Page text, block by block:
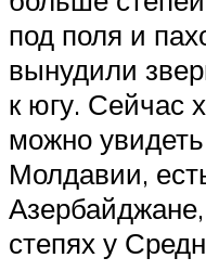
под поля и
вынудили
к югу. Сейчас
можно
Молдавии,
степях у